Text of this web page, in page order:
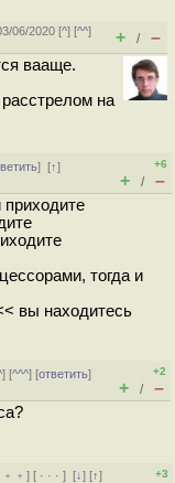
06/2020 [^] [^^]
+ / –
вааще.
на
][↑]
+6
+ / –
приходите
тогда и
вы находитесь
] [^^^] [ответить]
+2
+ / –
] [ · · ·][↓] [↑] +3